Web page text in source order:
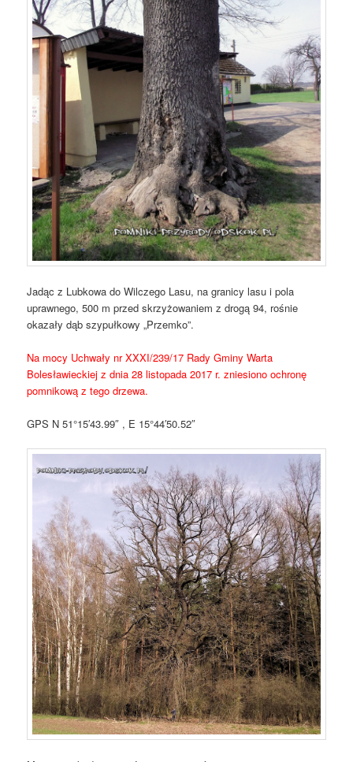
Jadąc z Lubkowa do Wilczego Lasu, na granicy lasu i pola
uprawnego, 500 m przed skrzyżowaniem z drogą 94, rośnie
okazały dąb szypułkowy „Przemko”.
Na mocy Uchwały nr XXXI/239/17 Rady Gminy Warta
Bolesławieckiej z dnia 28 listopada 2017 r. zniesiono ochronę
pomnikową z tego drzewa.
GPS N 51°15′43.99″ , E 15°44′50.52″